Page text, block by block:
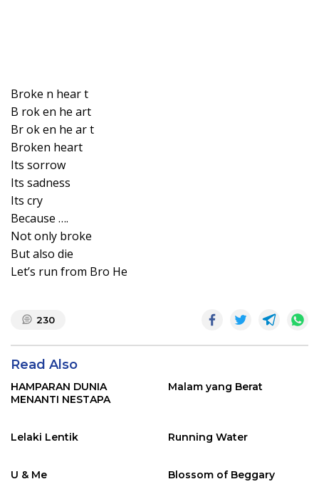
Broke n hear t
B rok en he art
Br ok en he ar t
Broken heart
Its sorrow
Its sadness
Its cry
Because ….
Not only broke
But also die
Let’s run from Bro He
230
Read Also
HAMPARAN DUNIA
MENANTI NESTAPA
Malam yang Berat
Lelaki Lentik Running Water
U & Me Blossom of Beggary